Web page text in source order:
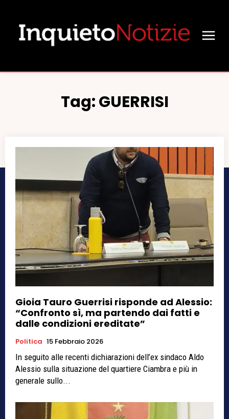
Tag:GUERRISI
Gioia Tauro Guerrisi risponde ad Alessio:
“Confronto sì, ma partendo dai fatti e
dalle condizioni ereditate”
Politica 15 Febbraio 2026
In seguito alle recenti dichiarazioni dell’ex sindaco Aldo
Alessio sulla situazione del quartiere Ciambra e più in
generale sullo...